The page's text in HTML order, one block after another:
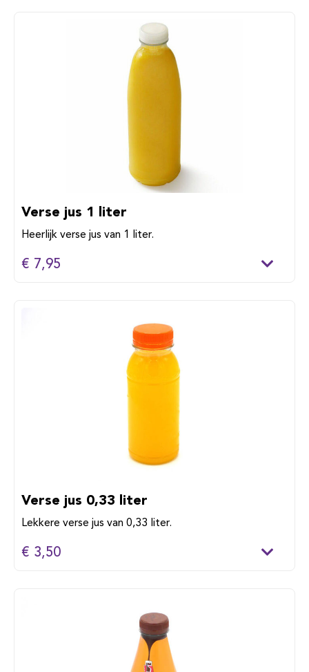
Verse jus 1 liter
Heerlijk verse jus van 1 liter.
€ 7,95
Verse jus 0,33 liter
Lekkere verse jus van 0,33 liter.
€ 3,50